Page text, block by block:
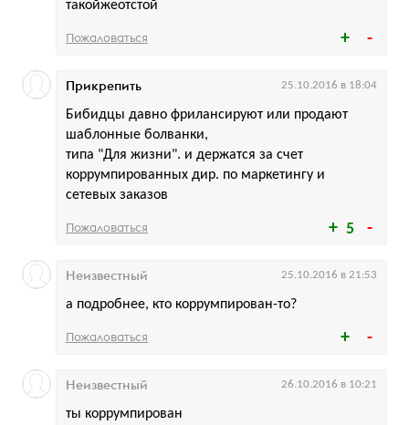
такойжеотстой
Пожаловаться
5
Бибидцы давно фрилансируют или продают
шаблонные болванки,
типа "Для жизни". и держатся за счет
коррумпированных дир. по маркетингу и
сетевых заказов
Прикрепить 25.10.2016 в 18:04
Пожаловаться
а подробнее, кто коррумпирован-то?
Неизвестный 25.10.2016 в 21:53
Пожаловаться
ты коррумпирован
Неизвестный 26.10.2016 в 10:21